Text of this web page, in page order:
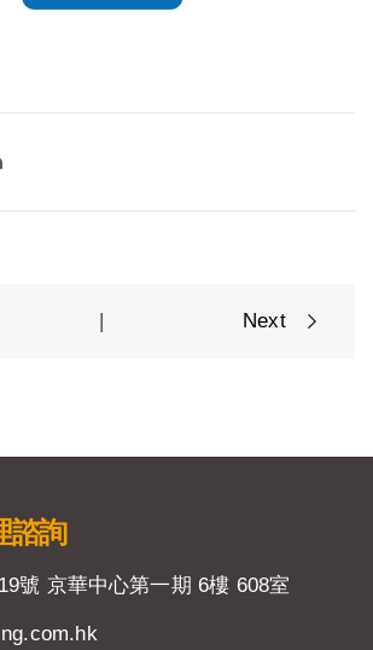
| Next
諮詢
號 京華中心第一期 6樓 608室